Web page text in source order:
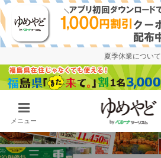
夏季休業について
メニュー